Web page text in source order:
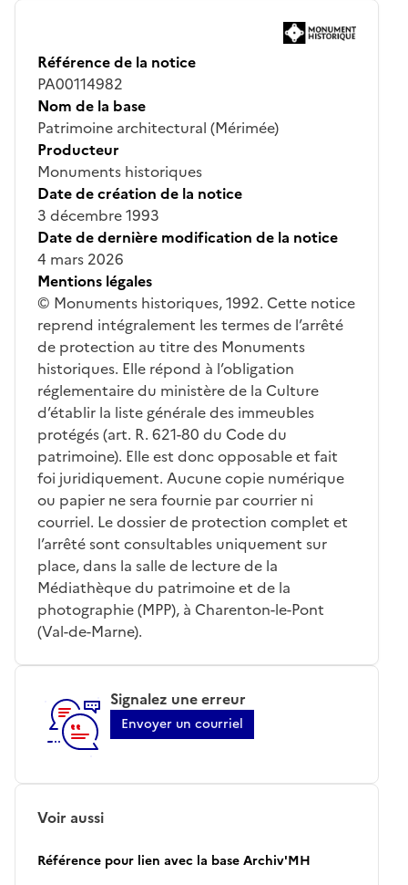
Référence de la notice
PA00114982
Nom de la base
Patrimoine architectural (Mérimée)
Producteur
Monuments historiques
Date de création de la notice
3 décembre 1993
Date de dernière modification de la notice
4 mars 2026
Mentions légales
© Monuments historiques, 1992. Cette notice
reprend intégralement les termes de l’arrêté
de protection au titre des Monuments
historiques. Elle répond à l’obligation
réglementaire du ministère de la Culture
d’établir la liste générale des immeubles
protégés (art. R. 621-80 du Code du
patrimoine). Elle est donc opposable et fait
foi juridiquement. Aucune copie numérique
ou papier ne sera fournie par courrier ni
courriel. Le dossier de protection complet et
l’arrêté sont consultables uniquement sur
place, dans la salle de lecture de la
Médiathèque du patrimoine et de la
photographie (MPP), à Charenton-le-Pont
(Val-de-Marne).
Signalez une erreur
Envoyer un courriel
Voir aussi
Référence pour lien avec la base Archiv'MH